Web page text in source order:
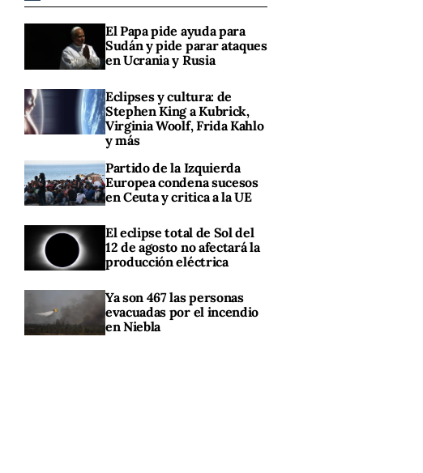
El Papa pide ayuda para
Sudán y pide parar ataques
en Ucrania y Rusia
Eclipses y cultura: de
Stephen King a Kubrick,
Virginia Woolf, Frida Kahlo
y más
Partido de la Izquierda
Europea condena sucesos
en Ceuta y critica a la UE
El eclipse total de Sol del
12 de agosto no afectará la
producción eléctrica
Ya son 467 las personas
evacuadas por el incendio
en Niebla